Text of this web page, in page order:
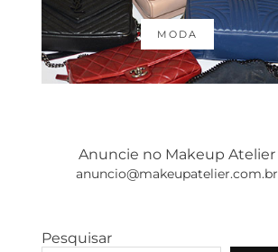
MODA
Anuncie no Makeup Atelier
anuncio@makeupatelier.com.br
Pesquisar